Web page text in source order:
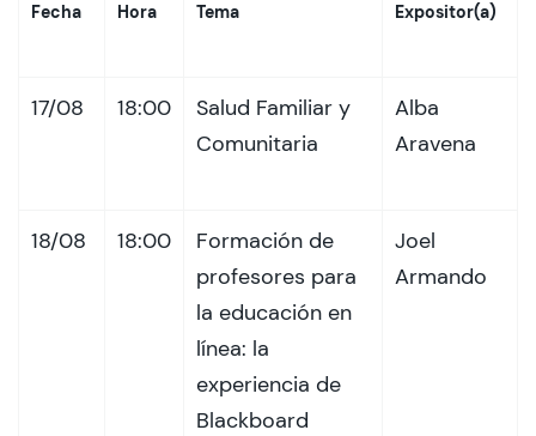
Fecha Hora Tema Expositor(a)
17/08 18:00
Salud Familiar y
Comunitaria
Alba
Aravena
18/08 18:00
Formación de
profesores para
la educación en
línea: la
experiencia de
Blackboard
Joel
Armando